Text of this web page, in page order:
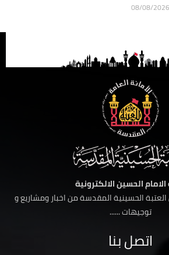
08/08/2026
الامام الحسين الالكترونية
الحسينية المقدسة من اخبار ومشاريع و
توجيهات ......
اتصل بنا